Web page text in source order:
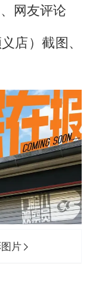
网友评论
店）截图、
片